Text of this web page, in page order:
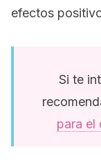
efectos
Si te
para el